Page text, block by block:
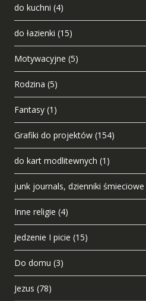
do kuchni (4)
do łazienki (15)
Motywacyjne (5)
Rodzina (5)
Fantasy (1)
Grafiki do projektów (154)
do kart modlitewnych (1)
junk journals, dzienniki śmieciowe
Inne religie (4)
Jedzenie I picie (15)
Do domu (3)
Jezus (78)